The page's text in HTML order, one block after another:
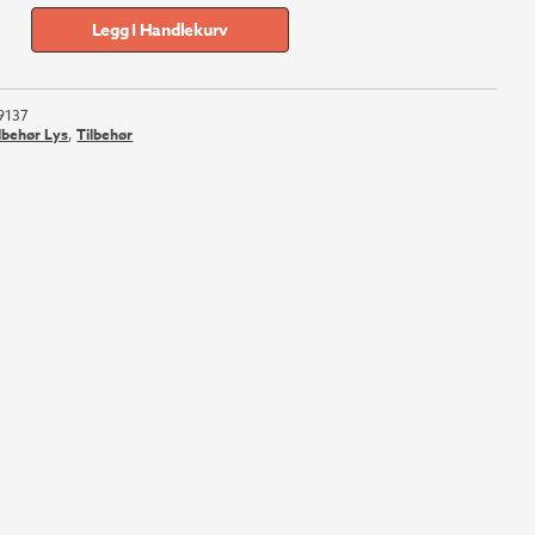
Legg I Handlekurv
Lys,Tilbehør